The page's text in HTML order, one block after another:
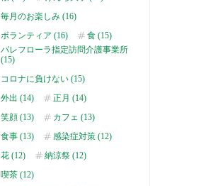
毎月のお楽しみ (16)
ボランティア (16)
食 (15)
パレフローラ指定訪問介護事業所
(15)
コロナに負けない (15)
外出 (14)
正月 (14)
笑顔 (13)
カフェ (13)
食事 (13)
感染症対策 (12)
花 (12)
納涼祭 (12)
喫茶 (12)